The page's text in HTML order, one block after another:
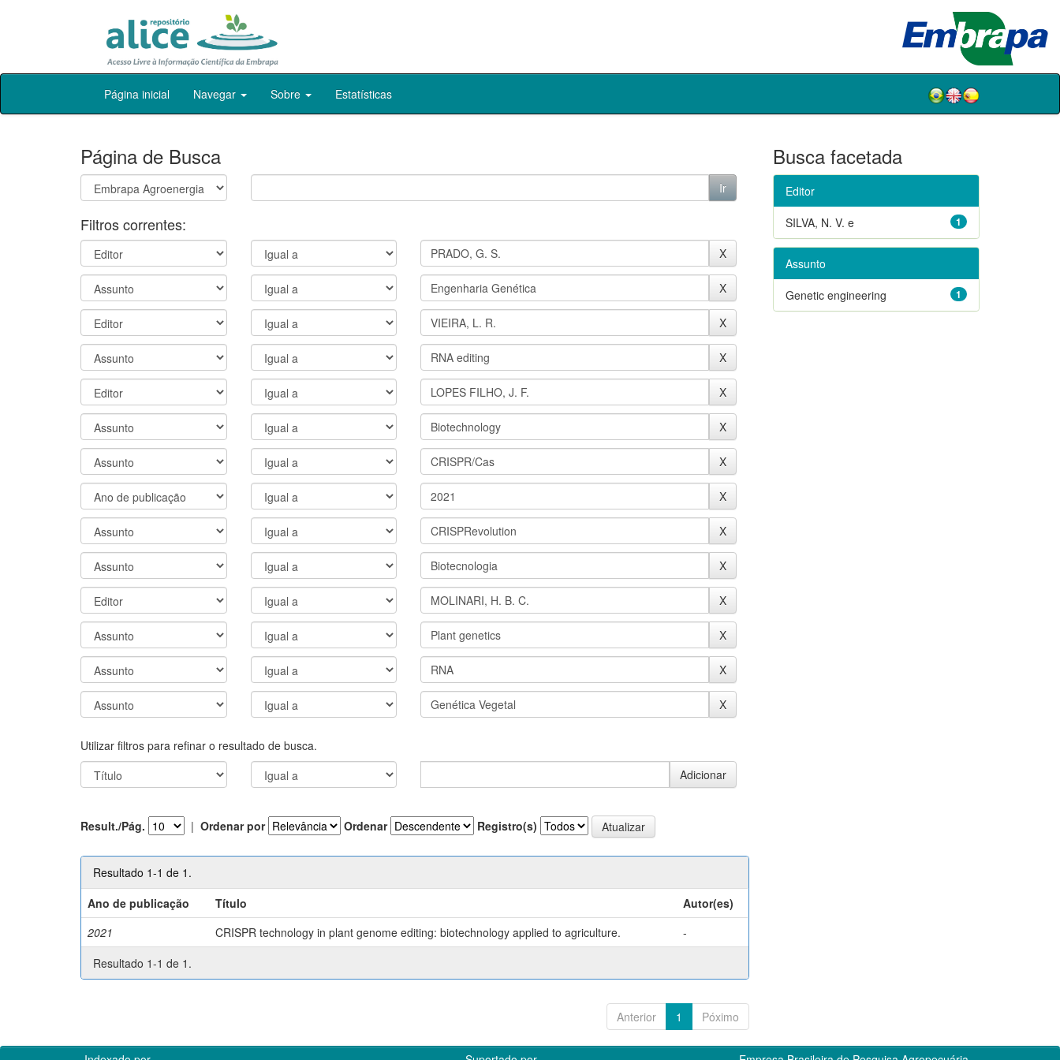
Skip
Página inicial Navegar Sobre Estatísticas
Página de Busca
Filtros correntes:
Utilizar filtros para refinar o resultado de busca.
Result./Pág. | Ordenar por Ordenar Registro(s)
Resultado 1-1 de 1.
Ano de publicação
Título
Autor(es)
2021
CRISPR technology in plant genome editing: biotechnology applied to agriculture.
-
Resultado 1-1 de 1.
Anterior 1 Póximo
Busca facetada
Editor
1
SILVA, N. V. e
Assunto
1
Genetic engineering